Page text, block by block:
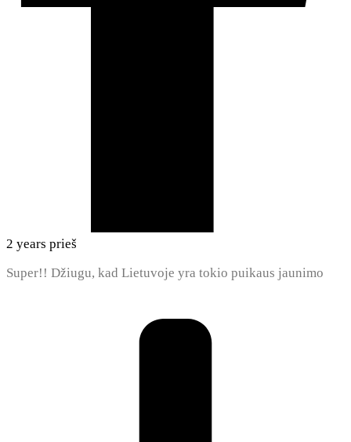
2 years prieš
Super!! Džiugu, kad Lietuvoje yra tokio puikaus jaunimo